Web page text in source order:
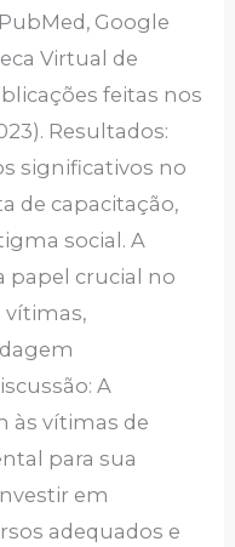
Google
Virtual de
feitas nos
Resultados:
significativos no
de capacitação,
social. A
papel crucial no
vítimas,
A
às vítimas de
para sua
em
adequados e